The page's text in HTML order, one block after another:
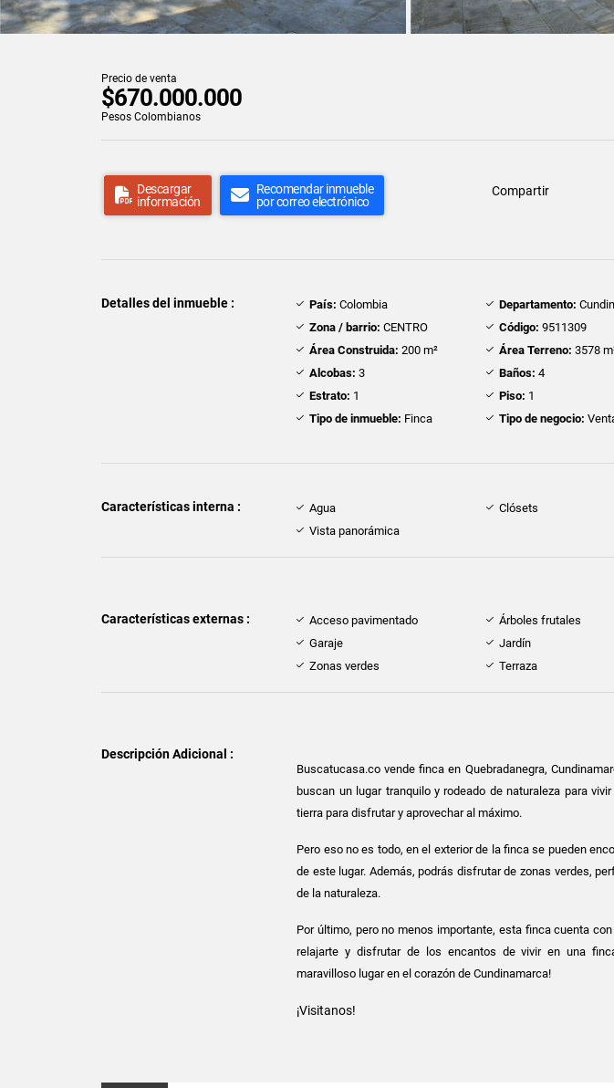
Precio de venta
$670.000.000
Pesos Colombianos
Descargar
información
Recomendar inmueble
por correo electrónico
Compartir
Detalles del inmueble : País: Colombia Departamento:
Zona / barrio: CENTRO Código: 9511309
Área Construida: 200 m² Área Terreno: 3578
Alcobas: 3 Baños: 4
Estrato: 1 Piso: 1
Tipo de inmueble: Finca Tipo de negocio:
Características interna : Agua Clósets
Vista panorámica
Características externas : Acceso pavimentado Árboles frutales
Garaje
Jardín
Zonas verdes
Terraza
Descripción Adicional :
Buscatucasa.co vende finca en Quebradanegra,
buscan un lugar tranquilo y rodeado de naturaleza para
tierra para disfrutar y aprovechar al máximo.
Pero eso no es todo, en el exterior de la finca se pueden
de este lugar. Además, podrás disfrutar de zonas verdes,
de la naturaleza.
Por último, pero no menos importante, esta finca cuenta
relajarte y disfrutar de los encantos de vivir en una
maravilloso lugar en el corazón de Cundinamarca!
¡Visitanos!